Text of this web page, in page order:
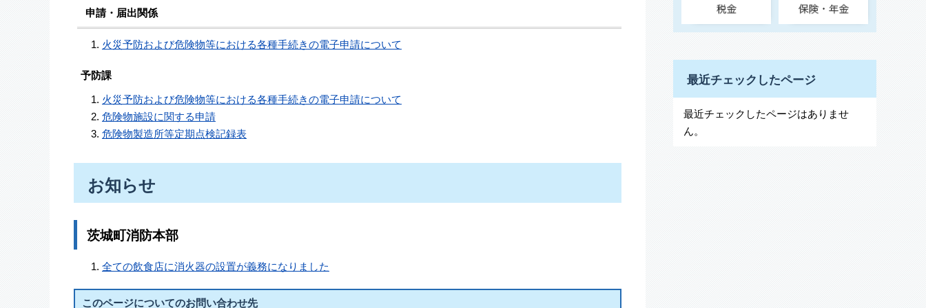
申請・届出関係
火災予防および危険物等における各種手続きの電子申請について
予防課
火災予防および危険物等における各種手続きの電子申請について
危険物施設に関する申請
危険物製造所等定期点検記録表
お知らせ
茨城町消防本部
全ての飲食店に消火器の設置が義務になりました
このページについてのお問い合わせ先
最近チェックしたページ
最近チェックしたページはありませ
ん。